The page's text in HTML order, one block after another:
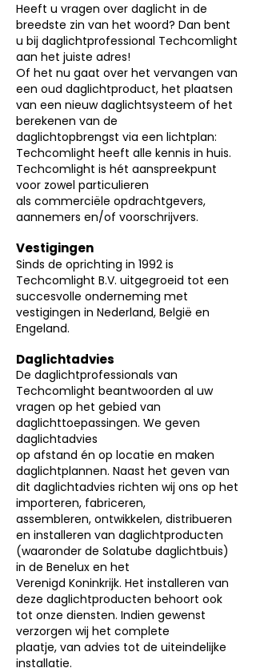
Heeft u vragen over daglicht in de
breedste zin van het woord? Dan bent
u bij daglichtprofessional Techcomlight
aan het juiste adres!
Of het nu gaat over het vervangen van
een oud daglichtproduct, het plaatsen
van een nieuw daglichtsysteem of het
berekenen van de
daglichtopbrengst via een lichtplan:
Techcomlight heeft alle kennis in huis.
Techcomlight is hét aanspreekpunt
voor zowel particulieren
als commerciële opdrachtgevers,
aannemers en/of voorschrijvers.
Vestigingen
Sinds de oprichting in 1992 is
Techcomlight B.V. uitgegroeid tot een
succesvolle onderneming met
vestigingen in Nederland, België en
Engeland.
Daglichtadvies
De daglichtprofessionals van
Techcomlight beantwoorden al uw
vragen op het gebied van
daglichttoepassingen. We geven
daglichtadvies
op afstand én op locatie en maken
daglichtplannen. Naast het geven van
dit daglichtadvies richten wij ons op het
importeren, fabriceren,
assembleren, ontwikkelen, distribueren
en installeren van daglichtproducten
(waaronder de Solatube daglichtbuis)
in de Benelux en het
Verenigd Koninkrijk. Het installeren van
deze daglichtproducten behoort ook
tot onze diensten. Indien gewenst
verzorgen wij het complete
plaatje, van advies tot de uiteindelijke
installatie.